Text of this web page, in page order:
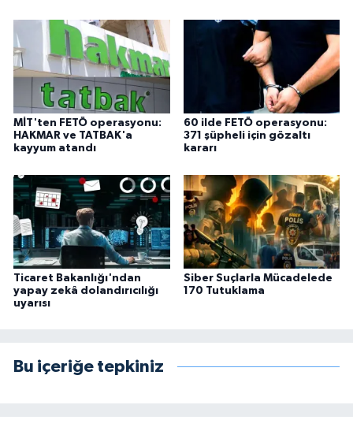
MİT'ten FETÖ operasyonu:
HAKMAR ve TATBAK'a
kayyum atandı
60 ilde FETÖ operasyonu:
371 şüpheli için gözaltı
kararı
Ticaret Bakanlığı'ndan
yapay zekâ dolandırıcılığı
uyarısı
Siber Suçlarla Mücadelede
170 Tutuklama
Bu içeriğe tepkiniz